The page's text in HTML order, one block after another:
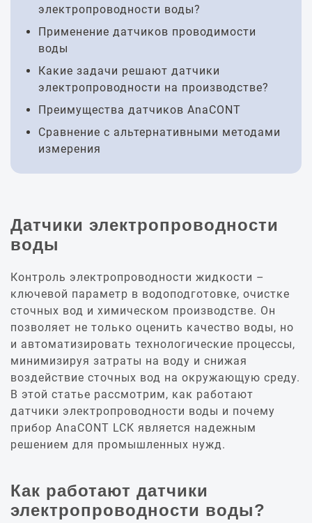
электропроводности воды?
Применение датчиков проводимости
воды
Какие задачи решают датчики
электропроводности на производстве?
Преимущества датчиков AnaCONT
Сравнение с альтернативными методами
измерения
Датчики электропроводности
воды
Контроль электропроводности жидкости –
ключевой параметр в водоподготовке, очистке
сточных вод и химическом производстве. Он
позволяет не только оценить качество воды, но
и автоматизировать технологические процессы,
минимизируя затраты на воду и снижая
воздействие сточных вод на окружающую среду.
В этой статье рассмотрим, как работают
датчики электропроводности воды и почему
прибор AnaCONT LCK является надежным
решением для промышленных нужд.
Как работают датчики
электропроводности воды?